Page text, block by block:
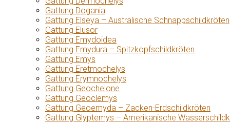
Gattung Dogania
Gattung Elseya – Australische Schnappschildkröten
Gattung Elusor
Gattung Emydoidea
Gattung Emydura – Spitzkopfschildkröten
Gattung Emys
Gattung Eretmochelys
Gattung Erymnochelys
Gattung Geochelone
Gattung Geoclemys
Gattung Geoemyda – Zacken-Erdschildkröten
Gattung Glyptemys – Amerikanische